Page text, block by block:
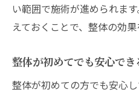
い範囲で施術が進められま
えておくことで、整体の効
整体が初めてでも安心でき
整体が初めての方でも安心